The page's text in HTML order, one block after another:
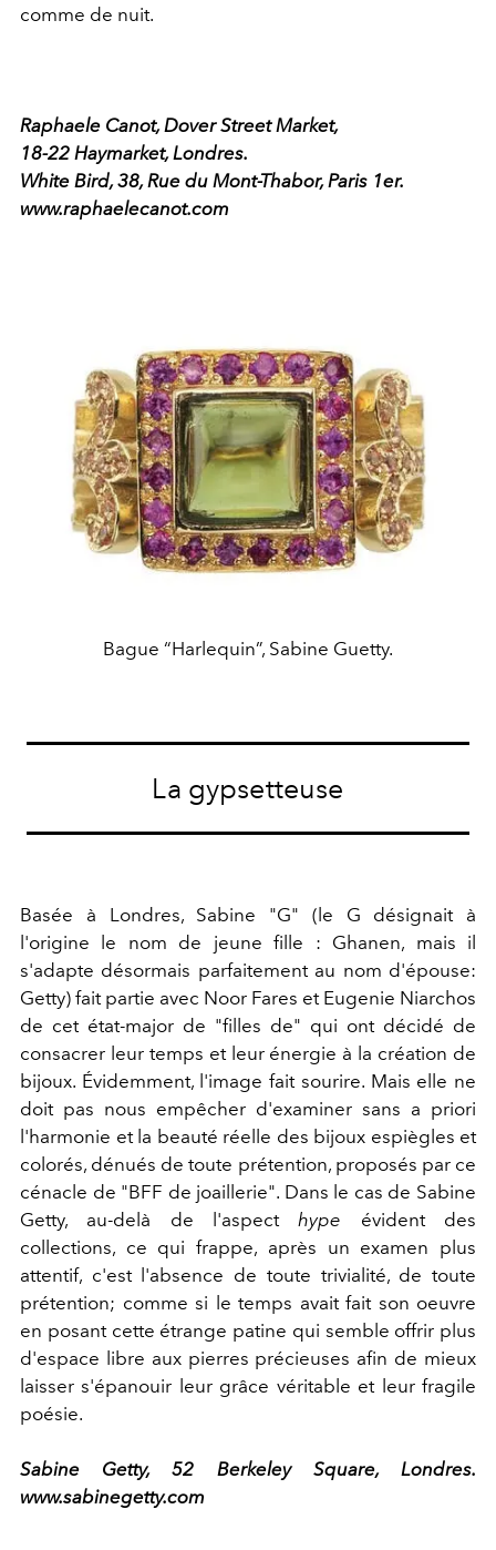
comme de nuit.
Raphaele Canot, Dover Street Market,
18-22 Haymarket, Londres.
White Bird, 38, Rue du Mont-Thabor, Paris 1er.
www.raphaelecanot.com
Bague “Harlequin”, Sabine Guetty.
La gypsetteuse
Basée à Londres, Sabine "G" (le G désignait à
l'origine le nom de jeune fille : Ghanen, mais il
s'adapte désormais parfaitement au nom d'épouse:
Getty) fait partie avec Noor Fares et Eugenie Niarchos
de cet état-major de "filles de" qui ont décidé de
consacrer leur temps et leur énergie à la création de
bijoux. Évidemment, l'image fait sourire. Mais elle ne
doit pas nous empêcher d'examiner sans a priori
l'harmonie et la beauté réelle des bijoux espiègles et
colorés, dénués de toute prétention, proposés par ce
cénacle de "BFF de joaillerie". Dans le cas de Sabine
Getty, au-delà de l'aspecthype évident des
collections, ce qui frappe, après un examen plus
attentif, c'est l'absence de toute trivialité, de toute
prétention; comme si le temps avait fait son oeuvre
en posant cette étrange patine qui semble offrir plus
d'espace libre aux pierres précieuses afin de mieux
laisser s'épanouir leur grâce véritable et leur fragile
poésie.
Sabine Getty, 52 Berkeley Square, Londres.
www.sabinegetty.com